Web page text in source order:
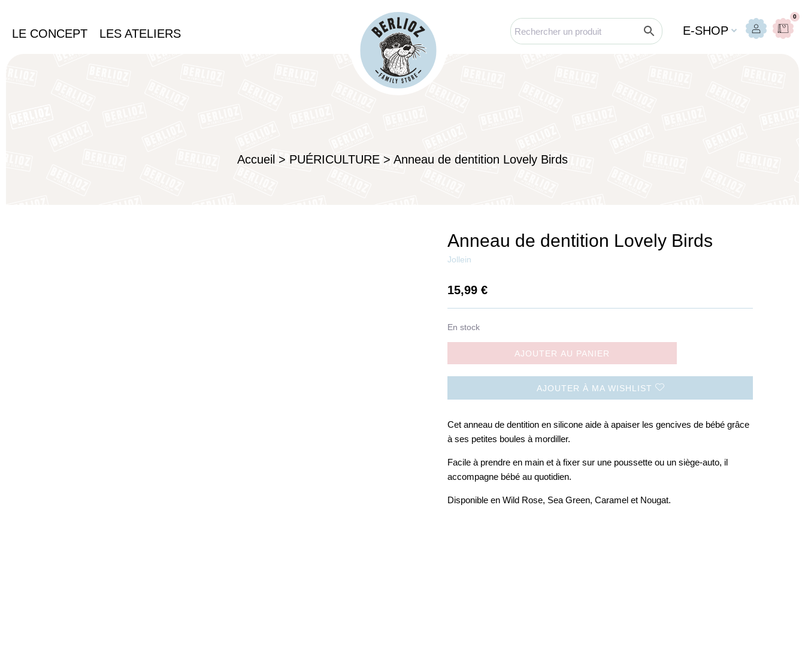
LE CONCEPT LES ATELIERS E-SHOP
0
Accueil > PUÉRICULTURE > Anneau de dentition Lovely Birds
Anneau de dentition Lovely Birds
Jollein
15,99 €
En stock
AJOUTER AU PANIER
AJOUTER À MA WISHLIST
Cet anneau de dentition en silicone aide à apaiser les gencives de bébé grâce
à ses petites boules à mordiller.
Facile à prendre en main et à fixer sur une poussette ou un siège-auto, il
accompagne bébé au quotidien.
Disponible en Wild Rose, Sea Green, Caramel et Nougat.